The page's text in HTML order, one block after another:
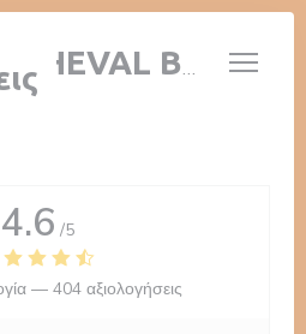
(Cookies)
AUBERGE AU CHEVAL BLANC
4.6 /5
— 404 αξιολογήσεις